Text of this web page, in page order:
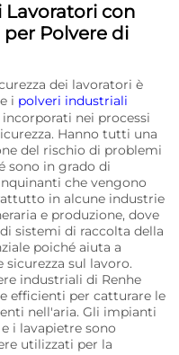
Lavoratori con
Polvere di
dei lavoratori è
i polveri industriali
nei processi
Hanno tutti una
del rischio di problemi
sono in grado di
che vengono
in alcune industrie
e produzione, dove
sistemi di raccolta della
poiché aiuta a
sul lavoro.
industriali di Renhe
efficienti per catturare le
nell'aria. Gli impianti
i lavapietre sono
utilizzati per la